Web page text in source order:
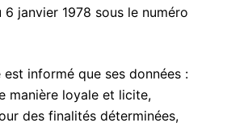
6 janvier 1978 sous le numéro
est informé que ses données :
manière loyale et licite,
des finalités déterminées,